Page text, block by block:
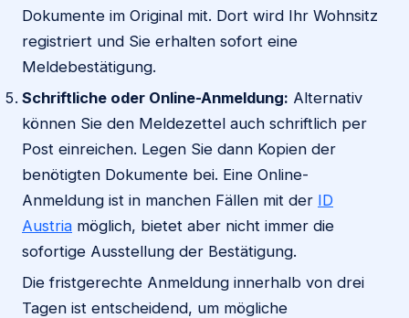
Dokumente im Original mit. Dort wird Ihr Wohnsitz
registriert und Sie erhalten sofort eine
Meldebestätigung.
Schriftliche oder Online-Anmeldung: Alternativ
können Sie den Meldezettel auch schriftlich per
Post einreichen. Legen Sie dann Kopien der
benötigten Dokumente bei. Eine Online-
Anmeldung ist in manchen Fällen mit der ID
Austria möglich, bietet aber nicht immer die
sofortige Ausstellung der Bestätigung.
Die fristgerechte Anmeldung innerhalb von drei
Tagen ist entscheidend, um mögliche